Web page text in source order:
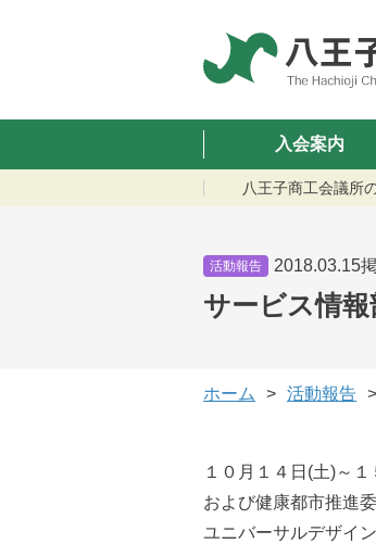
入会案内
八王子商工会議所
活動報告 2018.03.15
サービス情
ホーム 活動報告
１０月１４日(土)～
および健康都市推進
ユニバーサルデザイ